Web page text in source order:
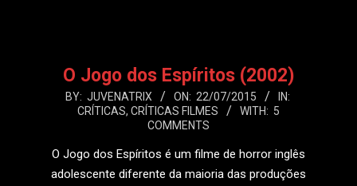
O Jogo dos Espíritos (2002)
2015-
BY: JUVENATRIX ON: 22/07/2015
IN:
CRÍTICAS, CRÍTICAS FILMES WITH: 5
COMMENTS
O Jogo dos Espíritos é um filme de horror inglês
adolescente diferente da maioria das produções